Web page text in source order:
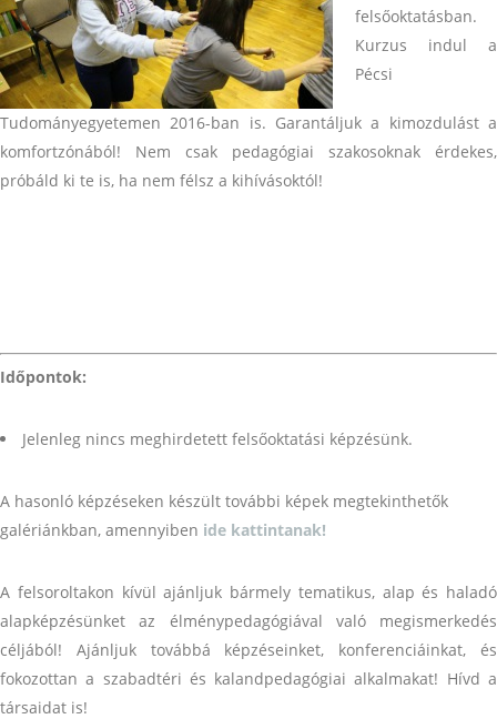
felsőoktatásban.
Kurzus indul a
Pécsi
Tudományegyetemen 2016-ban is. Garantáljuk a kimozdulást a
komfortzónából! Nem csak pedagógiai szakosoknak érdekes,
próbáld ki te is, ha nem félsz a kihívásoktól!
Időpontok:
Jelenleg nincs meghirdetett felsőoktatási képzésünk.
A hasonló képzéseken készült további képek megtekinthetők
galériánkban, amennyiben ide kattintanak!
A felsoroltakon kívül ajánljuk bármely tematikus, alap és haladó
alapképzésünket az élménypedagógiával való megismerkedés
céljából! Ajánljuk továbbá képzéseinket, konferenciáinkat, és
fokozottan a szabadtéri és kalandpedagógiai alkalmakat! Hívd a
társaidat is!